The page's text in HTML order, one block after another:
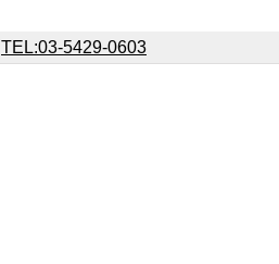
TEL:03-5429-0603